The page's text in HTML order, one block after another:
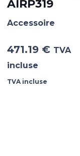
AIRP319
Accessoire
471.19 € TVA
incluse
TVA incluse